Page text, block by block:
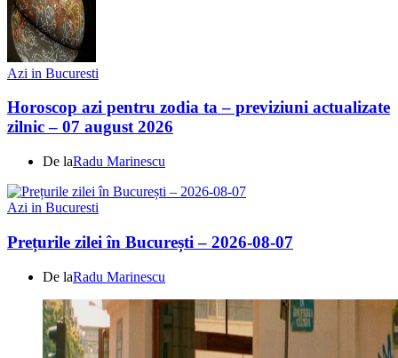
Azi in Bucuresti
Horoscop azi pentru zodia ta – previziuni actualizate
zilnic – 07 august 2026
De laRadu Marinescu
Azi in Bucuresti
Prețurile zilei în București – 2026-08-07
De laRadu Marinescu